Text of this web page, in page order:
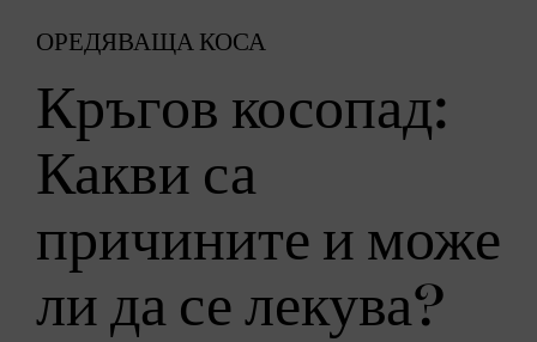
ОРЕДЯВАЩА КОСА
Кръгов косопад:
Какви са
причините и може
ли да се лекува?